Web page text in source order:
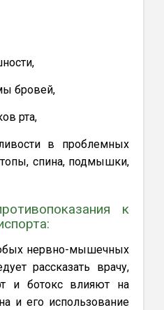
бровей,
рта,
в проблемных
спина, подмышки,
к
нервно-мышечных
рассказать врачу,
и ботокс влияют на
и его использование